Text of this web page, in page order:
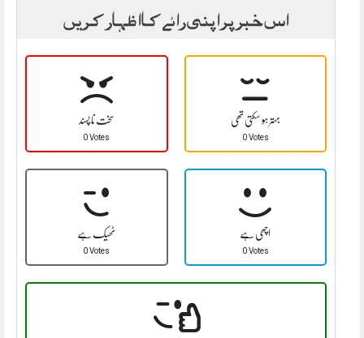
اس خبر پر اپنی رائے کا اظہار کریں
سخت نا پسند
0 Votes
بہتر ہو سکتی تھی
0 Votes
ٹھیک ہے
0 Votes
اچھی ہے
0 Votes